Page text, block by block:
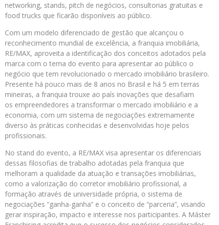
networking, stands, pitch de negócios, consultorias gratuitas e
food trucks que ficarão disponíveis ao público.
Com um modelo diferenciado de gestão que alcançou o
reconhecimento mundial de excelência, a franquia imobiliária,
RE/MAX, aproveita a identificação dos conceitos adotados pela
marca com o tema do evento para apresentar ao público o
negócio que tem revolucionado o mercado imobiliário brasileiro.
Presente há pouco mais de 8 anos no Brasil e há 5 em terras
mineiras, a franquia trouxe ao país inovações que desafiam
os empreendedores a transformar o mercado imobiliário e a
economia, com um sistema de negociações extremamente
diverso às práticas conhecidas e desenvolvidas hoje pelos
profissionais.
No stand do evento, a RE/MAX visa apresentar os diferenciais
dessas filosofias de trabalho adotadas pela franquia que
melhoram a qualidade da atuação e transações imobiliárias,
como a valorização do corretor imobiliário profissional, a
formação através de universidade própria, o sistema de
negociações “ganha-ganha” e o conceito de “parceria”, visando
gerar inspiração, impacto e interesse nos participantes. A Máster